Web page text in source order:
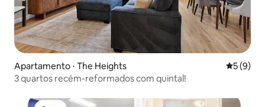
Apartamento ⋅ The Heights 5 de
5 (9)
3 quartos recém-reformados com quintal!